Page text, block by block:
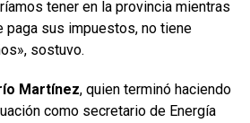
tener en la provincia mientras
paga sus impuestos, no tiene
sostuvo.
Martínez, quien terminó haciendo
como secretario de Energía